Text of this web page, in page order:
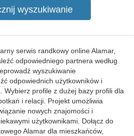
serwis randkowy online Alamar,
odpowiedniego partnera według
wyszukiwanie
odpowiednich użytkowników i
Wybierz profile z dużej bazy profili dla
i relacji. Projekt umożliwia
nowych znajomości i
użytkownikami. Dołącz do
Alamar dla mieszkańców,